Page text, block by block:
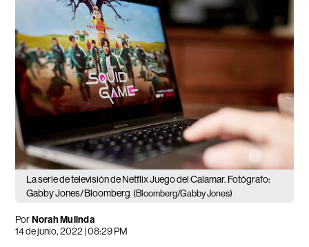
La serie de televisión de Netflix Juego del Calamar. Fotógrafo:
Gabby Jones/Bloomberg (Bloomberg/Gabby Jones)
PorNorah Mulinda
14 de junio, 2022 | 08:29 PM